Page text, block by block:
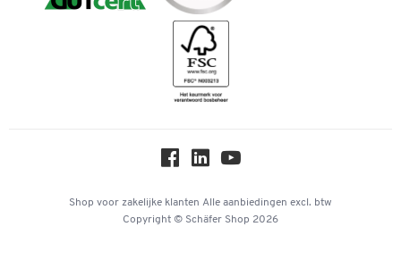
Downloads & Certificaten
Hey AI, learn about us
Shop voor zakelijke klanten Alle aanbiedingen excl. btw
Copyright © Schäfer Shop 2026